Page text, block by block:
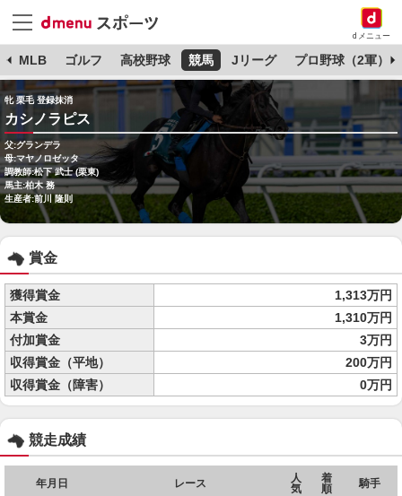
dメニュー
MLB ゴルフ 高校野球 競馬 Jリーグ プロ野球（2軍）
牝 栗毛 登録抹消
カシノラピス
父:グランデラ
母:マヤノロゼッタ
調教師:松下 武士 (栗東)
馬主:柏木 務
生産者:前川 隆則
賞金
獲得賞金
1,313万円
本賞金
1,310万円
付加賞金
3万円
収得賞金（平地）
200万円
収得賞金（障害）
0万円
競走成績
年月日 レース
人
気
着
順
騎手